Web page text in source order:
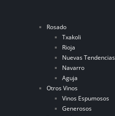
Rosado
Txakoli
Rioja
Nuevas Tendencias
Navarro
Aguja
Otros Vinos
Vinos Espumosos
Generosos